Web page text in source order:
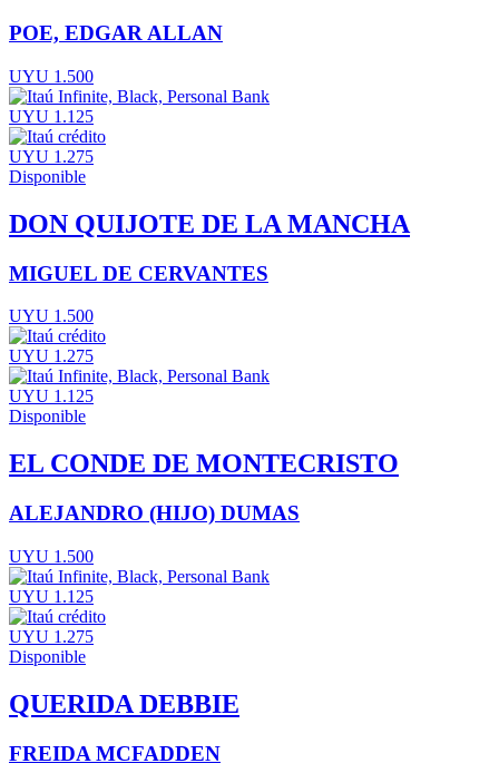
POE, EDGAR ALLAN
UYU 1.500
UYU 1.125
UYU 1.275
Disponible
DON QUIJOTE DE LA MANCHA
MIGUEL DE CERVANTES
UYU 1.500
UYU 1.275
UYU 1.125
Disponible
EL CONDE DE MONTECRISTO
ALEJANDRO (HIJO) DUMAS
UYU 1.500
UYU 1.125
UYU 1.275
Disponible
QUERIDA DEBBIE
FREIDA MCFADDEN